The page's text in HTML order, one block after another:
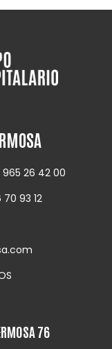
965 26 42 00
93 12
76